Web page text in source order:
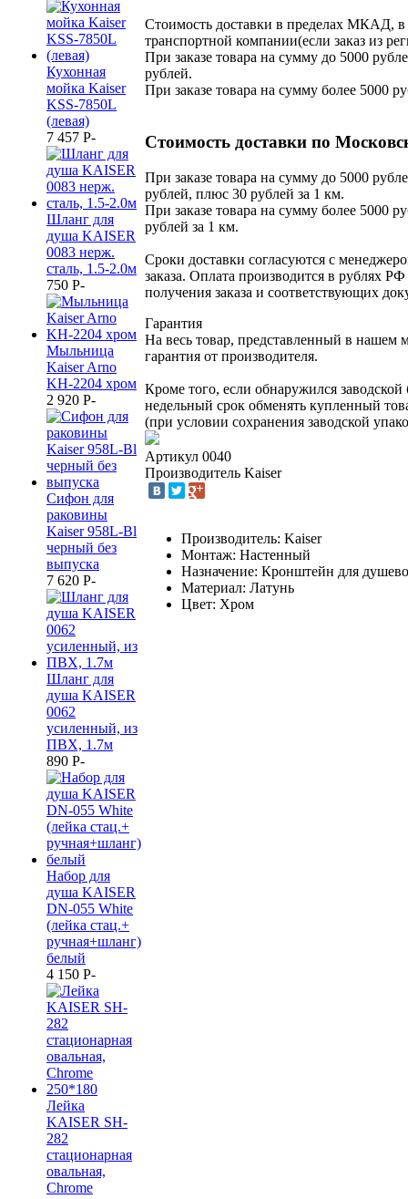
Кухонная
мойка Kaiser
KSS-7850L
(левая)
7 457 P-
Шланг для
душа KAISER
0083 нерж.
сталь, 1.5-2.0м
750 P-
Мыльница
Kaiser Arno
KH-2204 хром
2 920 P-
Cифон для
раковины
Kaiser 958L-Bl
черный без
выпуска
7 620 P-
Шланг для
душа KAISER
0062
усиленный, из
ПВХ, 1.7м
890 P-
Набор для
душа KAISER
DN-055 White
(лейка стац.+
ручная+шланг)
белый
4 150 P-
Лейка
KAISER SH-
282
стационарная
овальная,
Chrome
Стоимость доставки в пределах МКАД, в
транспортной компании(если заказ из
При заказе товара на сумму до 5000
рублей.
При заказе товара на сумму более 5000
Стоимость доставки по
При заказе товара на сумму до 5000
рублей, плюс 30 рублей за 1 км.
При заказе товара на сумму более 5000
рублей за 1 км.
Сроки доставки согласуются с
заказа. Оплата производится в рублях
получения заказа и соответствующих
Гарантия
На весь товар, представленный в нашем
гарантия от производителя.
Кроме того, если обнаружился
недельный срок обменять купленный
(при условии сохранения заводской
Артикул 0040
Производитель Kaiser
Производитель: Kaiser
Монтаж: Настенный
Назначение: Кронштейн для
Материал: Латунь
Цвет: Хром